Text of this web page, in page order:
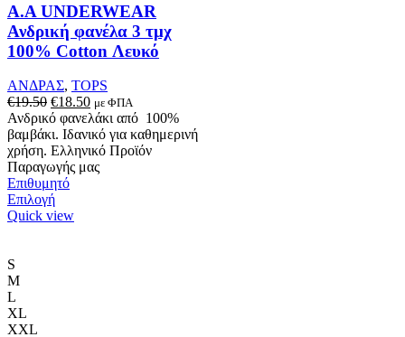
Α.A UNDERWEAR
Ανδρική φανέλα 3 τμχ
100% Cotton Λευκό
ΑΝΔΡΑΣ, TOPS
€19.50 Original
price
was:
€19.50.
€18.50Η
τρέχουσα
τιμή
είναι:
€18.50.
με ΦΠΑ
Ανδρικό φανελάκι από 100%
βαμβάκι. Ιδανικό για καθημερινή
χρήση. Ελληνικό Προϊόν
Παραγωγής μας
Επιθυμητό
ΕπιλογήΑυτό
το
Quick view
S
M
L
XL
XXL